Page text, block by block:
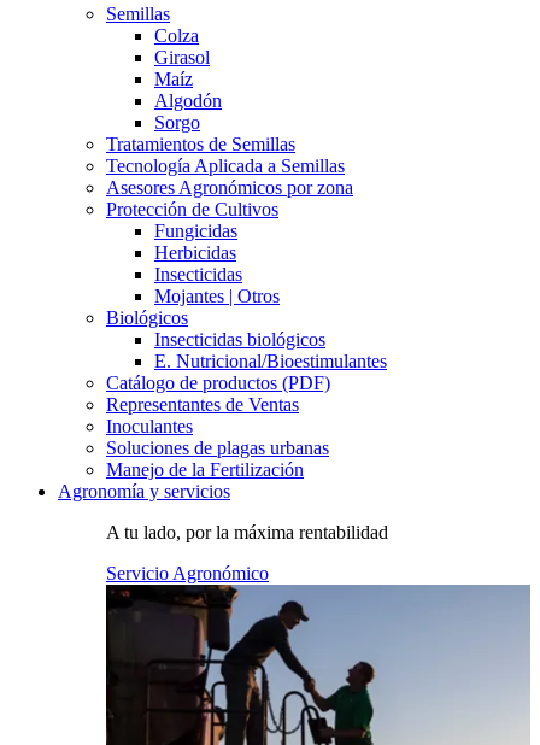
Semillas
Colza
Girasol
Maíz
Algodón
Sorgo
Tratamientos de Semillas
Tecnología Aplicada a Semillas
Asesores Agronómicos por zona
Protección de Cultivos
Fungicidas
Herbicidas
Insecticidas
Mojantes | Otros
Biológicos
Insecticidas biológicos
E. Nutricional/Bioestimulantes
Catálogo de productos (PDF)
Representantes de Ventas
Inoculantes
Soluciones de plagas urbanas
Manejo de la Fertilización
Agronomía y servicios
A tu lado, por la máxima rentabilidad
Servicio Agronómico